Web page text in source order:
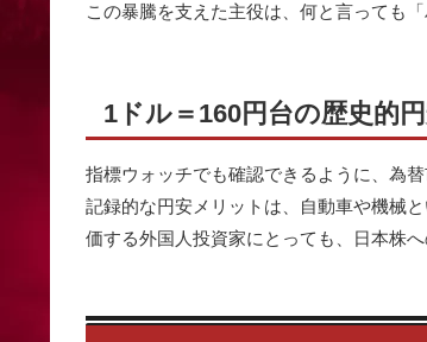
この暴騰を支えた主役は、何と言っても
1ドル＝160円台の歴史的
指標ウォッチでも確認できるように、為
記録的な円安メリットは、自動車や機械
価する外国人投資家にとっても、日本株